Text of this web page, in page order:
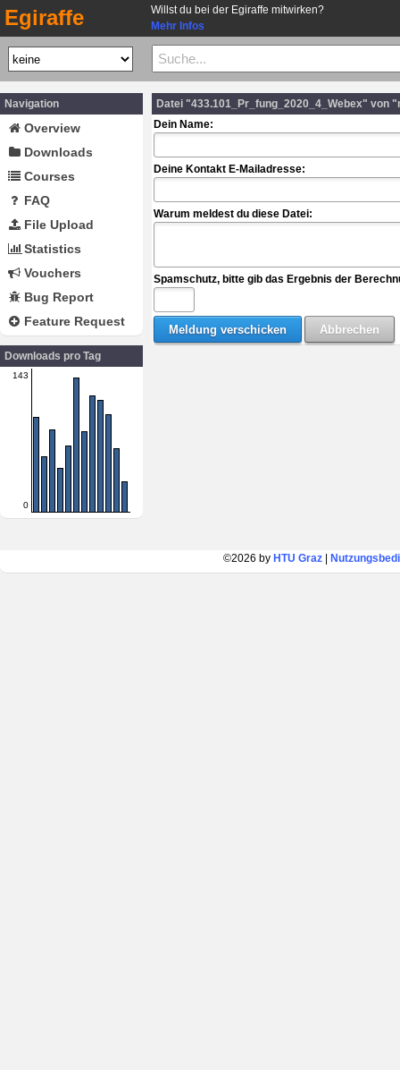
Egiraffe
Willst du bei der Egiraffe mitwirken?
Mehr Infos
Navigation
Overview
Downloads
Courses
FAQ
File Upload
Statistics
Vouchers
Bug Report
Feature Request
Downloads pro Tag
143
0
Datei "433.101_Pr_fung_2020_4_Webex" von
Dein Name:
Deine Kontakt E-Mailadresse:
Warum meldest du diese Datei:
Spamschutz, bitte gib das Ergebnis der
©2026 by HTU Graz|